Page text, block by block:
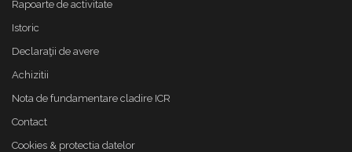
Rapoarte de activitate
Istoric
Declaraţii de avere
Achizitii
Nota de fundamentare cladire ICR
Contact
Cookies & protectia datelor